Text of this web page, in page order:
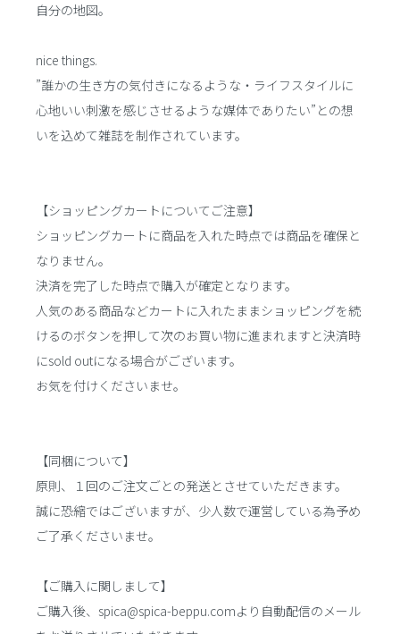
自分の地図。
nice things.
”誰かの生き方の気付きになるような・ライフスタイルに
心地いい刺激を感じさせるような媒体でありたい”との想
いを込めて雑誌を制作されています。
【ショッピングカートについてご注意】
ショッピングカートに商品を入れた時点では商品を確保と
なりません。
決済を完了した時点で購入が確定となります。
人気のある商品などカートに入れたままショッピングを続
けるのボタンを押して次のお買い物に進まれますと決済時
にsold outになる場合がございます。
お気を付けくださいませ。
【同梱について】
原則、１回のご注文ごとの発送とさせていただきます。
誠に恐縮ではございますが、少人数で運営している為予め
ご了承くださいませ。
【ご購入に関しまして】
ご購入後、spica@spica-beppu.comより自動配信のメール